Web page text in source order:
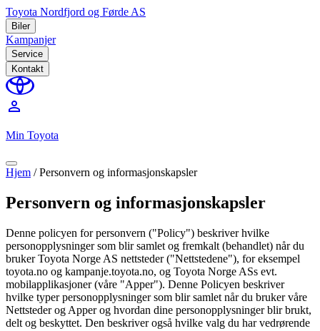
Toyota Nordfjord og Førde AS
Biler
Kampanjer
Service
Kontakt
perm_identity
Min Toyota
Hjem /Personvern og informasjonskapsler
Personvern og informasjonskapsler
Denne policyen for personvern ("Policy") beskriver hvilke
personopplysninger som blir samlet og fremkalt (behandlet) når du
bruker Toyota Norge AS nettsteder ("Nettstedene"), for eksempel
toyota.no og kampanje.toyota.no, og Toyota Norge ASs evt.
mobilapplikasjoner (våre "Apper"). Denne Policyen beskriver
hvilke typer personopplysninger som blir samlet når du bruker våre
Nettsteder og Apper og hvordan dine personopplysninger blir brukt,
delt og beskyttet. Den beskriver også hvilke valg du har vedrørende